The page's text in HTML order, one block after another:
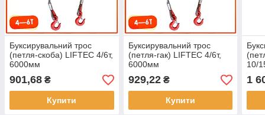
Буксирувальний трос
(петля-скоба) LIFTEC 4/6т,
6000мм
901,68 ₴
Купити
Буксирувальний трос
(петля-гак) LIFTEC 4/6т,
6000мм
929,22₴
Купити
10/
1